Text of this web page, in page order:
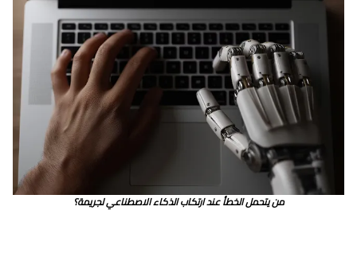
من يتحمل الخطأ عند ارتكاب الذكاء الاصطناعي لجريمة؟